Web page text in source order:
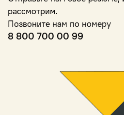
рассмотрим.
Позвоните нам по номеру
8 800 700 00 99